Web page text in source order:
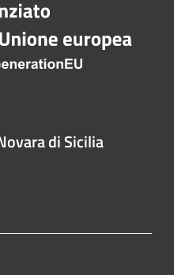
di Sicilia